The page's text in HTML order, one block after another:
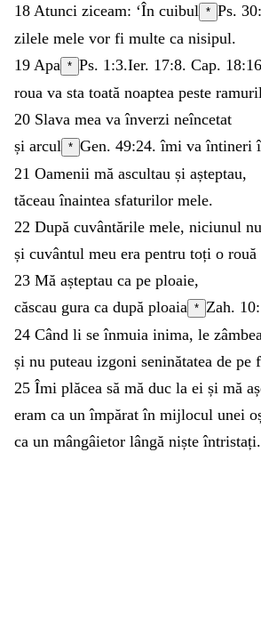
18 Atunci ziceam: ‘În cuibul * Ps.
zilele mele vor fi multe ca nisipul.
19 Apa * Ps. 1:3.Ier. 17:8. Cap.
roua va sta toată noaptea peste
20 Slava mea vaînverzi neîncetat
și arcul * Gen. 49:24. îmi vaîntineri
21 Oamenii mă ascultau și așteptau,
tăceauînaintea sfaturilor mele.
22 După cuvântările mele, niciunul nu
și cuvântul meu era pentru toți o rouă
23 Mă așteptau ca pe ploaie,
căscau gura ca după ploaia * Zah.
24 Când li seînmuia inima, le
și nu puteau izgoni seninătatea de pe
25 Îmi plăcea să mă duc la ei și mă
eram ca unîmpăratîn mijlocul unei
ca un mângâietor lângă nișteîntristați.